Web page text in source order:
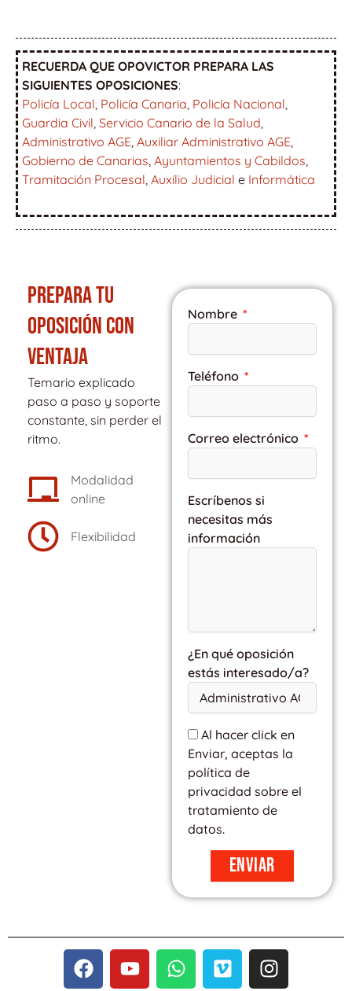
RECUERDA QUE OPOVICTOR PREPARA LAS
SIGUIENTES OPOSICIONES:
Policía Local Policía Canaria Policía Nacional
Guardia Civil Servicio Canario de la Salud
Administrativo AGE Auxiliar Administrativo AGE
Gobierno de Canarias Ayuntamientos y Cabildos
Tramitación Procesal Auxilio Judicial e Informática
PREPARA TU
OPOSICIÓN CON
VENTAJA
Temario explicado
paso a paso y soporte
constante, sin perder el
ritmo.
Modalidad
online
Flexibilidad
Nombre
Teléfono
Correo electrónico
Escríbenos si
necesitas más
información
¿En qué oposición
estás interesado/a?
Al hacer click en
Enviar, aceptas la
política de
privacidad sobre el
tratamiento de
datos.
Enviar
F
a
Y
o
W
h
V
i
I
n